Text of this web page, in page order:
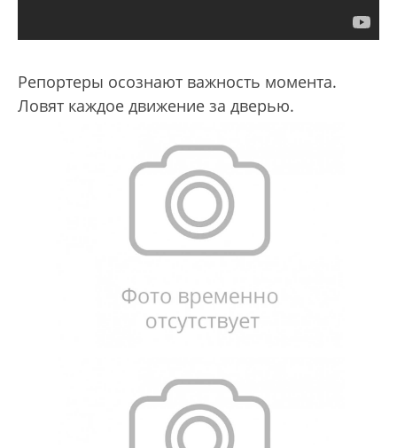
Репортеры осознают важность момента.
Ловят каждое движение за дверью.